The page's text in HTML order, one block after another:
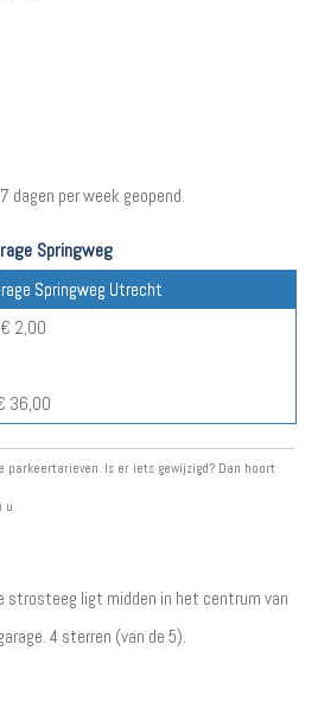
dagen per week geopend.
Springweg
Springweg Utrecht
2,00
36,00
Is er iets gewijzigd? Dan hoort
strosteeg ligt midden in het centrum van
4 sterren (van de 5).